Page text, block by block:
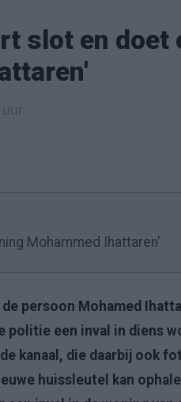
slot en doet
Mohammed Ihattaren'
persoon Mohamed
politie een inval in diens
kanaal, die daarbij ook
huissleutel kan